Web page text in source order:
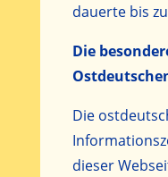
dauerte bis
Die
Die
dieser